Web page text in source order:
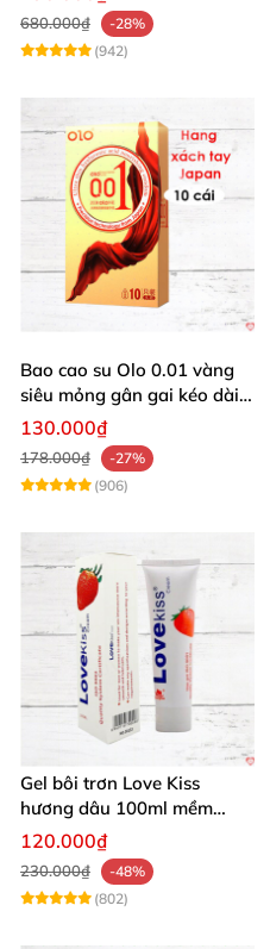
680.000₫
-28%
(942)
Bao cao su Olo 0.01 vàng
siêu mỏng gân gai kéo dài
yêu đỉnh
130.000₫
178.000₫
-27%
(906)
Gel bôi trơn Love Kiss
hương dâu 100ml mềm
mượt an toàn thơm
120.000₫
230.000₫
-48%
(802)